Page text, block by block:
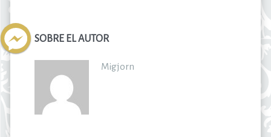
SOBRE EL AUTOR
Migjorn